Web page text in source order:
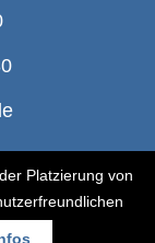
Platzierung von